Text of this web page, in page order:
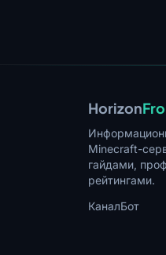
Horizon
Minecraft-
гайдами,
рейтингами.
КаналБот